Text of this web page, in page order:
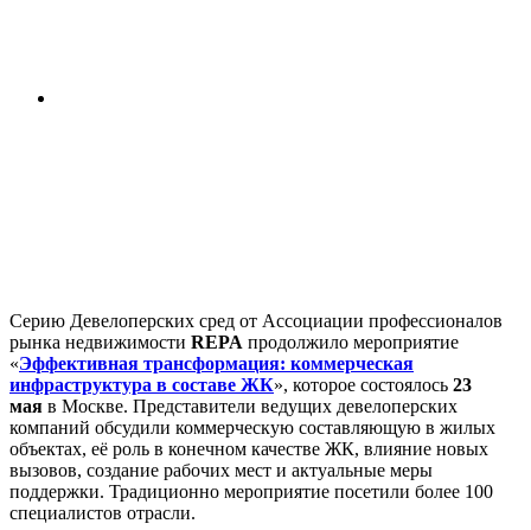
Серию Девелоперских сред от Ассоциации профессионалов
рынка недвижимости REPA продолжило мероприятие
«Эффективная трансформация: коммерческая
инфраструктура в составе ЖК», которое состоялось 23
мая в Москве. Представители ведущих девелоперских
компаний обсудили коммерческую составляющую в жилых
объектах, её роль в конечном качестве ЖК, влияние новых
вызовов, создание рабочих мест и актуальные меры
поддержки. Традиционно мероприятие посетили более 100
специалистов отрасли.